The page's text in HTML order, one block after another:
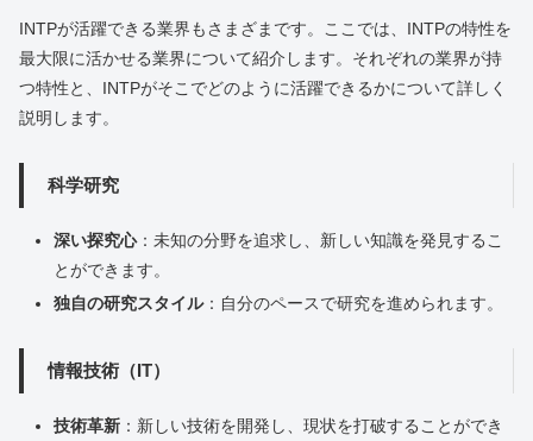
INTPが活躍できる業界もさまざまです。ここでは、INTPの特性を
最大限に活かせる業界について紹介します。それぞれの業界が持
つ特性と、INTPがそこでどのように活躍できるかについて詳しく
説明します。
科学研究
深い探究心：未知の分野を追求し、新しい知識を発見するこ
とができます。
独自の研究スタイル：自分のペースで研究を進められます。
情報技術（IT）
技術革新：新しい技術を開発し、現状を打破することができ